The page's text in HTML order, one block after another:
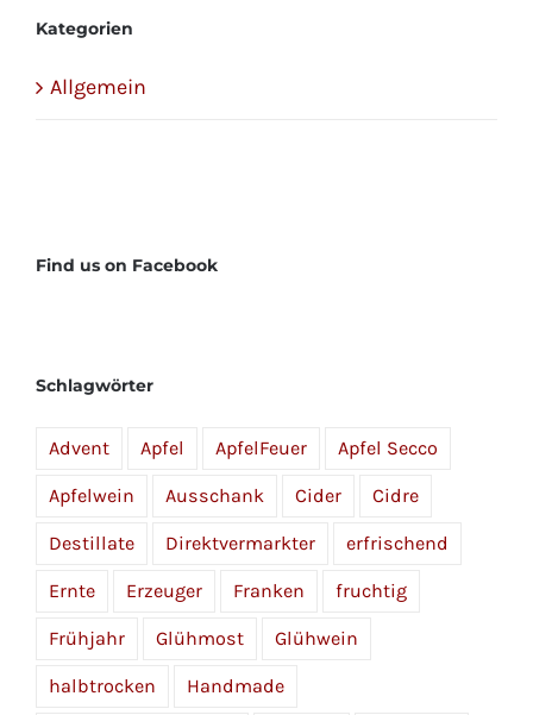
Kategorien
Allgemein
Find us on Facebook
Schlagwörter
Advent Apfel ApfelFeuer Apfel Secco
Apfelwein Ausschank Cider Cidre
Destillate Direktvermarkter erfrischend
Ernte Erzeuger Franken fruchtig
Frühjahr Glühmost Glühwein
halbtrocken Handmade